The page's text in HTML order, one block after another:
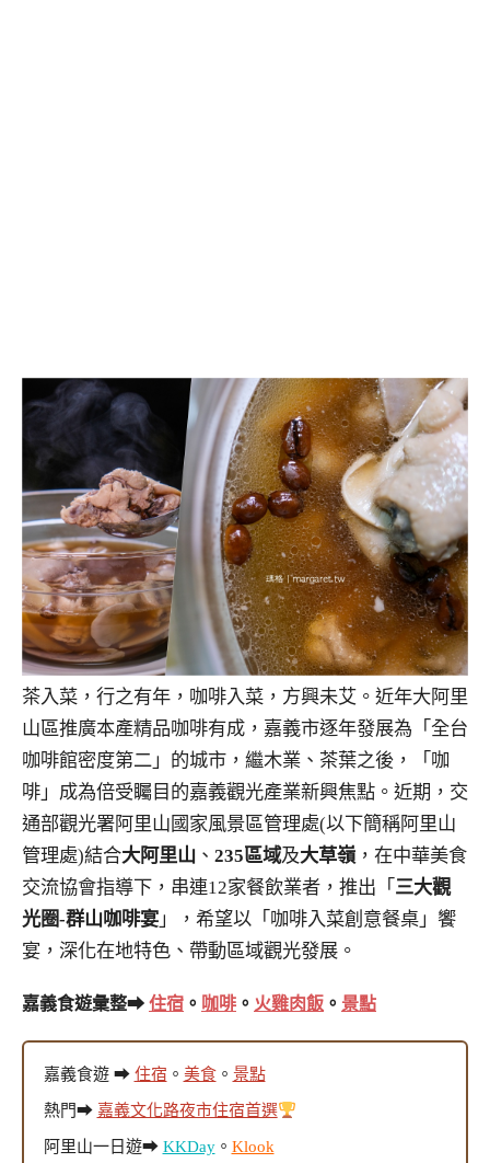
茶入菜，行之有年，咖啡入菜，方興未艾。近年大阿里
山區推廣本產精品咖啡有成，嘉義市逐年發展為「全台
咖啡館密度第二」的城市，繼木業、茶葉之後，「咖
啡」成為倍受矚目的嘉義觀光產業新興焦點。近期，交
通部觀光署阿里山國家風景區管理處(以下簡稱阿里山
管理處)結合大阿里山 、 235區域及大草嶺 ，在中華美食
交流協會指導下，串連12家餐飲業者，推出「 三大觀
光圈-群山咖啡宴 」，希望以「咖啡入菜創意餐桌」饗
宴，深化在地特色、帶動區域觀光發展。
嘉義食遊彙整➡ 住宿 。 咖啡 。 火雞肉飯 。 景點
嘉義食遊 ➡ 住宿 。 美食。 景點
熱門➡ 嘉義文化路夜市住宿首選
阿里山一日遊➡ KKDay。 Klook